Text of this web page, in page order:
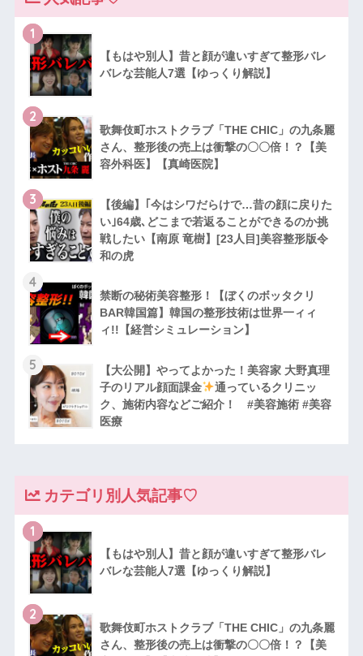
1
【もはや別人】昔と顔が違いすぎて整形バレ
バレな芸能人7選【ゆっくり解説】
2
歌舞伎町ホストクラブ「THE CHIC」の九条麗
さん、整形後の売上は衝撃の〇〇倍！？【美
容外科医】【真崎医院】
3
【後編】｢今はシワだらけで…昔の顔に戻りた
い｣64歳､どこまで若返ることができるのか挑
戦したい【南原 竜樹】[23人目]美容整形版令
和の虎
4
禁断の秘術美容整形！【ぼくのボッタクリ
BAR韓国篇】韓国の整形技術は世界一ィィ
ィ!!【経営シミュレーション】
5
【大公開】やってよかった！美容家 大野真理
子のリアル顔面課金
通っているクリニッ
ク、施術内容などご紹介！ #美容施術 #美容
医療
カテゴリ別人気記事♡
1
【もはや別人】昔と顔が違いすぎて整形バレ
バレな芸能人7選【ゆっくり解説】
2
歌舞伎町ホストクラブ「THE CHIC」の九条麗
さん、整形後の売上は衝撃の〇〇倍！？【美